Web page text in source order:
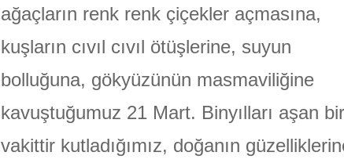
OLSUN!
için
ağaçların renk renk çiçekler açmasına,
kuşların cıvıl cıvıl ötüşlerine, suyun
bolluğuna, gökyüzünün masmaviliğine
kavuştuğumuz 21 Mart. Binyılları aşan bir
vakittir kutladığımız, doğanın